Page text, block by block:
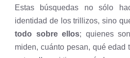
Estas búsquedas no sólo
identidad de los trillizos, sino
todo sobre ellos; quienes
miden, cuánto pesan, qué edad